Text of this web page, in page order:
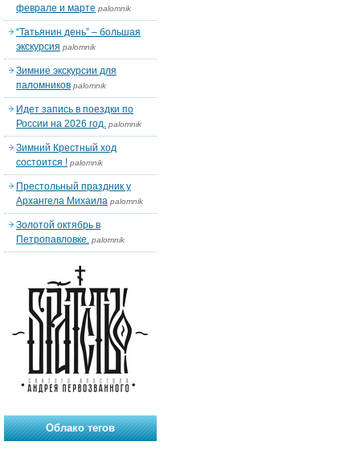
феврале и марте palomnik
“Татьянин день” – большая
экскурсия palomnik
Зимние экскурсии для
паломников palomnik
Идет запись в поездки по
России на 2026 год. palomnik
Зимний Крестный ход
состоится ! palomnik
Престольный праздник у
Архангела Михаила palomnik
Золотой октябрь в
Петропавловке. palomnik
Облако тегов